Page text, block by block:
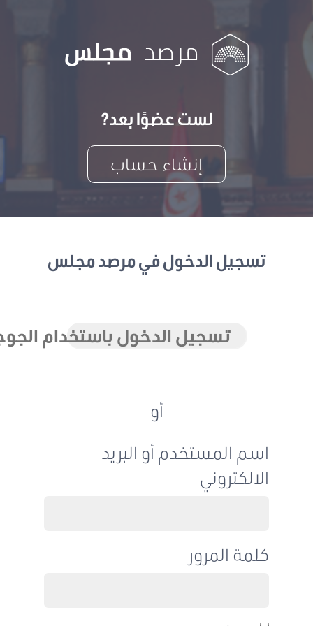
لست عضوًا بعد?
إنشاء حساب
تسجيل الدخول في مرصد مجلس
تسجيل الدخول باستخدام الجوجل
اسم المستخدم أو البريد
الالكتروني
كلمة المرور